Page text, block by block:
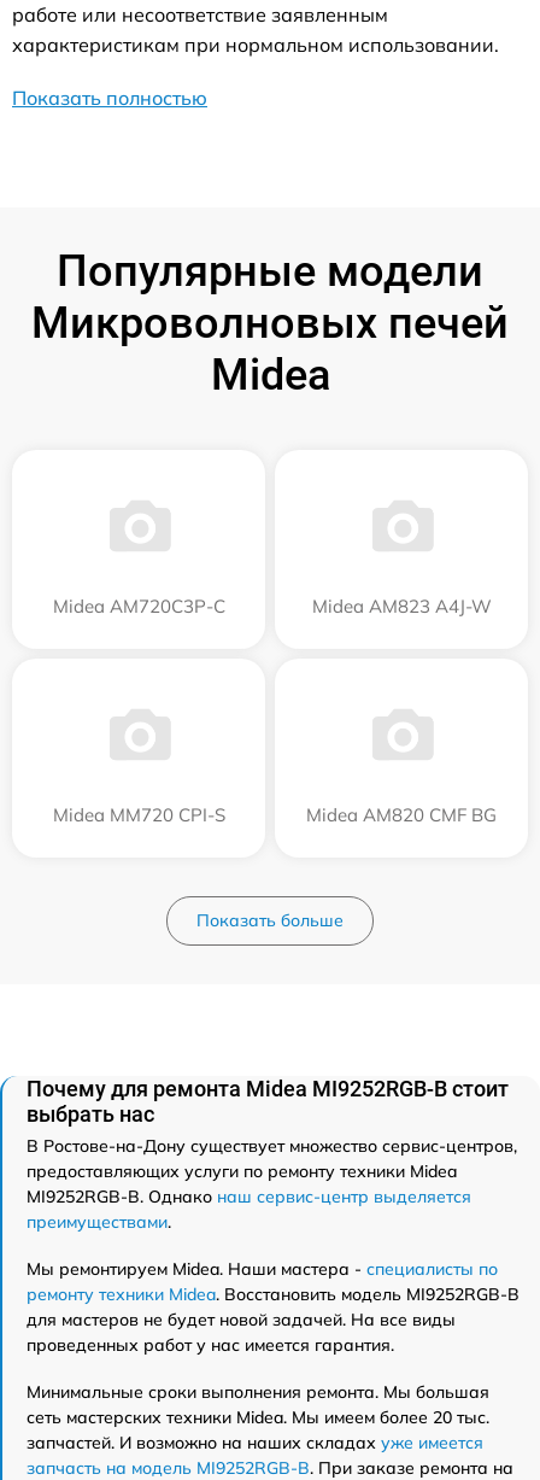
работе или несоответствие заявленным
характеристикам при нормальном использовании.
Показать полностью
Популярные модели
Микроволновых печей
Midea
Midea AM720C3P-C Midea AM823 A4J-W
Midea MM720 CPI-S Midea AM820 CMF BG
Показать больше
Почему для ремонта Midea MI9252RGB-B стоит
выбрать нас
В Ростове-на-Дону существует множество сервис-центров,
предоставляющих услуги по ремонту техники Midea
MI9252RGB-B. Однако наш сервис-центр выделяется
преимуществами.
Мы ремонтируем Midea. Наши мастера - специалисты по
ремонту техники Midea. Восстановить модель MI9252RGB-B
для мастеров не будет новой задачей. На все виды
проведенных работ у нас имеется гарантия.
Минимальные сроки выполнения ремонта. Мы большая
сеть мастерских техники Midea. Мы имеем более 20 тыс.
запчастей. И возможно на наших складах уже имеется
запчасть на модель MI9252RGB-B. При заказе ремонта на